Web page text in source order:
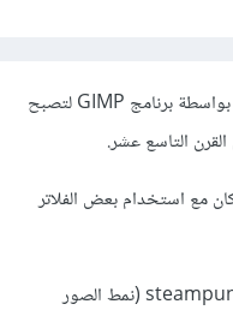
سنتعلم في هذا الدرس كيف نحوّل الصور بواسطة برنامج GIMP لتصبح
التاسع عشر.
مع استخدام بعض الفلاتر
أفضل صورة يمكن أن نجدها لعمل تأثير steampunk (نمط الصور